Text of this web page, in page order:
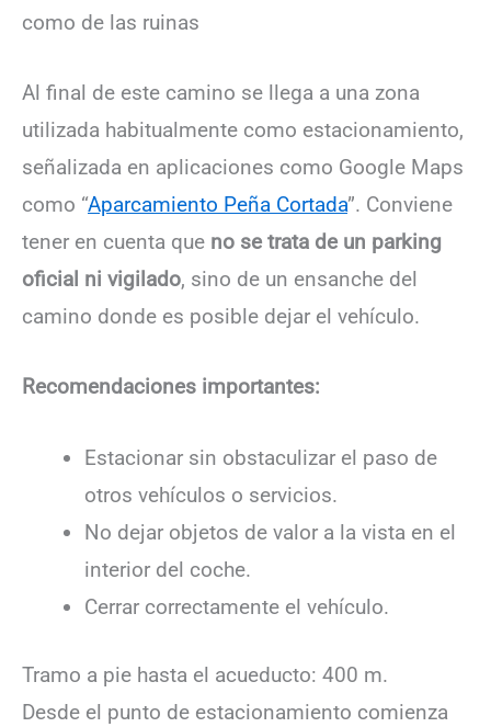
como de las ruinas
Al final de este camino se llega a una zona
utilizada habitualmente como estacionamiento,
señalizada en aplicaciones como Google Maps
como “Aparcamiento Peña Cortada”. Conviene
tener en cuenta que no se trata de un parking
oficial ni vigilado, sino de un ensanche del
camino donde es posible dejar el vehículo.
Recomendaciones importantes:
Estacionar sin obstaculizar el paso de
otros vehículos o servicios.
No dejar objetos de valor a la vista en el
interior del coche.
Cerrar correctamente el vehículo.
Tramo a pie hasta el acueducto: 400 m.
Desde el punto de estacionamiento comienza